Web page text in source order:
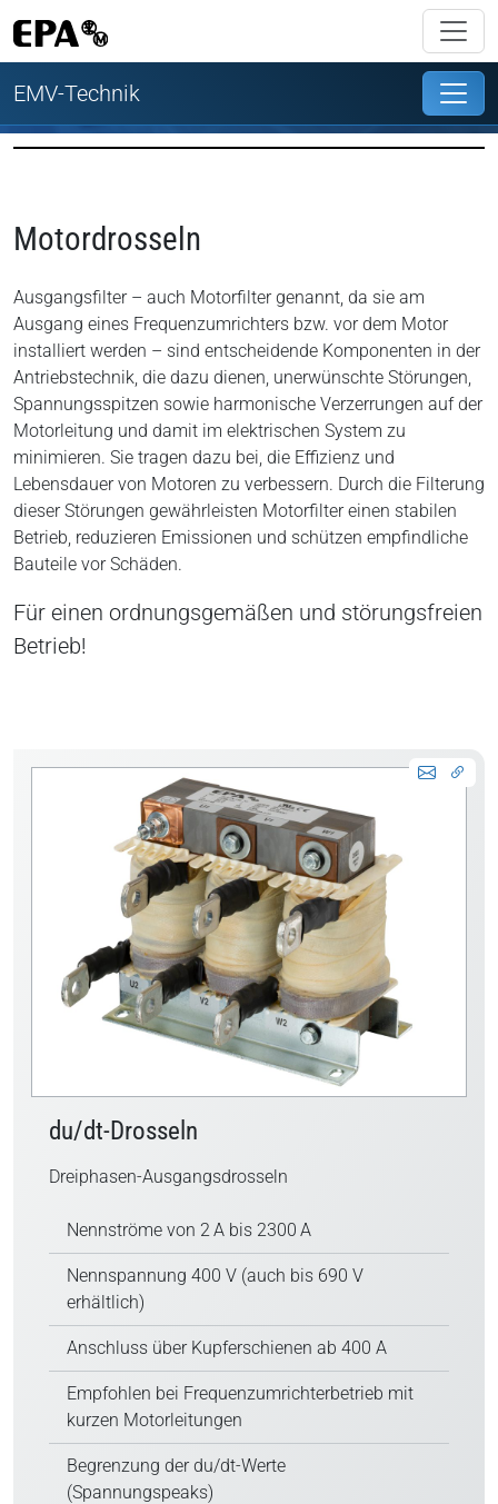
EMV-Technik
Motordrosseln
Ausgangsfilter – auch Motorfilter genannt, da sie am
Ausgang eines Frequenzumrichters bzw. vor dem Motor
installiert werden – sind entscheidende Komponenten in der
Antriebstechnik, die dazu dienen, unerwünschte Störungen,
Spannungsspitzen sowie harmonische Verzerrungen auf der
Motorleitung und damit im elektrischen System zu
minimieren. Sie tragen dazu bei, die Effizienz und
Lebensdauer von Motoren zu verbessern. Durch die Filterung
dieser Störungen gewährleisten Motorfilter einen stabilen
Betrieb, reduzieren Emissionen und schützen empfindliche
Bauteile vor Schäden.
Für einen ordnungsgemäßen und störungsfreien
Betrieb!
du/dt-Drosseln
Dreiphasen-Ausgangsdrosseln
Nennströme von 2 A bis 2300 A
Nennspannung 400 V (auch bis 690 V
erhältlich)
Anschluss über Kupferschienen ab 400 A
Empfohlen bei Frequenzumrichterbetrieb mit
kurzen Motorleitungen
Begrenzung der du/dt-Werte
(Spannungspeaks)